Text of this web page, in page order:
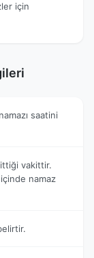
için
saatini
vakittir.
namaz